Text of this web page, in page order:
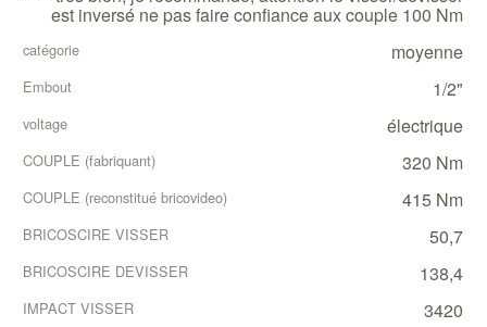
est inversé ne pas faire confiance aux couple 100 Nm
moyenne
1/2"
électrique
320 Nm
415 Nm
50,7
138,4
3420